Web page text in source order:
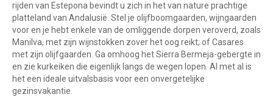
rijden van Estepona bevindt u zich in het van nature prachtige
platteland van Andalusië. Stel je olijfboomgaarden, wijngaarden
voor en je hebt enkele van de omliggende dorpen veroverd, zoals
Manilva, met zijn wijnstokken zover het oog reikt; of Casares
met zijn olijfgaarden. Ga omhoog het Sierra Bermeja-gebergte in
en zie kurkeiken die eigenlijk langs de wegen lopen. Al met al is
het een ideale uitvalsbasis voor een onvergetelijke
gezinsvakantie.